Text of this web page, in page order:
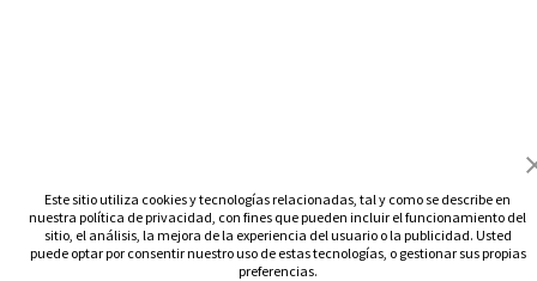
Este sitio utiliza cookies y tecnologías relacionadas, tal y como se describe en
nuestra política de privacidad, con fines que pueden incluir el funcionamiento del
sitio, el análisis, la mejora de la experiencia del usuario o la publicidad. Usted
puede optar por consentir nuestro uso de estas tecnologías, o gestionar sus propias
preferencias.